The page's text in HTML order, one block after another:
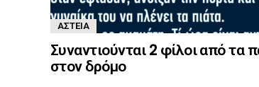
ΑΣΤΕΊΑ
Συναντιούνται 2 φίλοι από τα
στον δρόμο ‌‌